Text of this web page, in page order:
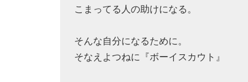
こまってる人の助けになる。
そんな自分になるために。
そなえよつねに『ボーイスカウト』